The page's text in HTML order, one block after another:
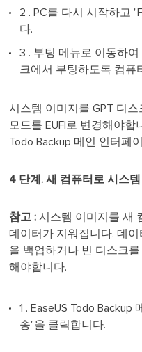
2 . PC를 다시 시작하고
다.
3 . 부팅 메뉴로 이동하여
크에서 부팅하도록 컴퓨
시스템 이미지를 GPT 디
모드를 EUFI로 변경해야합
Todo Backup 메인 인터페
4 단계. 새 컴퓨터로 시스
참고 :시스템 이미지를 새
데이터가 지워집니다. 데
을 백업하거나 빈 디스크
해야합니다.
1 . EaseUS Todo
송"을 클릭합니다.